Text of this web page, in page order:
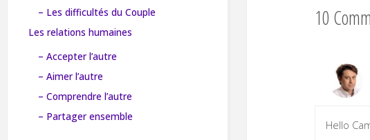
10
Hello
– Les difficultés du Couple
Les relations humaines
– Accepter l’autre
– Aimer l’autre
– Comprendre l’autre
– Partager ensemble